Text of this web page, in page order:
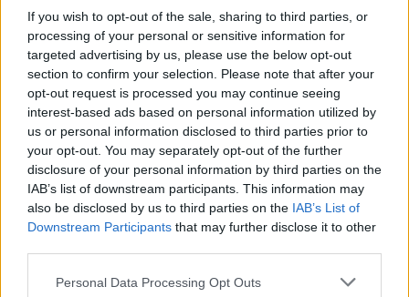
If you wish to opt-out of the sale, sharing to third parties, or
processing of your personal or sensitive information for
targeted advertising by us, please use the below opt-out
section to confirm your selection. Please note that after your
opt-out request is processed you may continue seeing
interest-based ads based on personal information utilized by
us or personal information disclosed to third parties prior to
your opt-out. You may separately opt-out of the further
disclosure of your personal information by third parties on the
IAB’s list of downstream participants. This information may
also be disclosed by us to third parties on the IAB’s List of
Downstream Participants that may further disclose it to other
Personal Data Processing Opt Outs
Μαζί τους στο έργο είναι οRomain Mederπου
ήταν δίπλα στονAlain Ducasseγια πολλά
χρόνια και ήταν executive chef στην
Plaza